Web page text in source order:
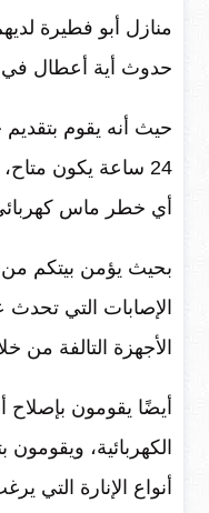
منازل أبو فطيرة
حدوث أية أعطال في
حيث أنه يقوم بتقديم
24 ساعة يكون
أي خطر ماس
بحيث يؤمن بيتكم من
الإصابات التي
الأجهزة التالفة من
أيضًا يقومون
الكهربائية،
أنواع الإنارة التي